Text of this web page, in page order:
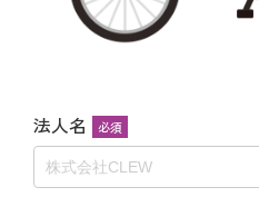
法人名 必須